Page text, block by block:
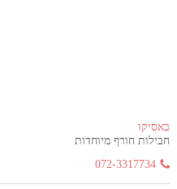
באסיקו
חבילות חורף מיוחדות
072-3317734